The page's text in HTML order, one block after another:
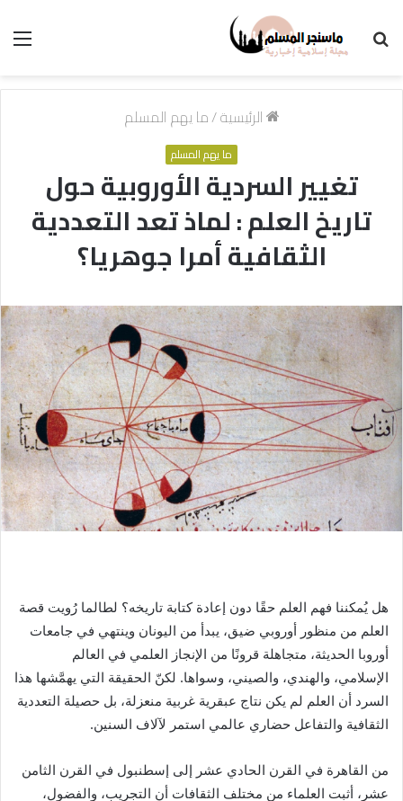
الرئيسية/ما يهم المسلم
ما يهم المسلم
تغيير السردية الأوروبية حول
تاريخ العلم : لماذ تعد التعددية
الثقافية أمرا جوهريا؟
هل يُمكننا فهم العلم حقًا دون إعادة كتابة تاريخه؟ لطالما رُويت قصة
العلم من منظور أوروبي ضيق، يبدأ من اليونان وينتهي في جامعات
أوروبا الحديثة، متجاهلة قرونًا من الإنجاز العلمي في العالم
الإسلامي، والهندي، والصيني، وسواها. لكنّ الحقيقة التي يهمَّشها هذا
السرد أن العلم لم يكن نتاج عبقرية غربية منعزلة، بل حصيلة التعددية
الثقافية والتفاعل حضاري عالمي استمر لآلاف السنين.
من القاهرة في القرن الحادي عشر إلى إسطنبول في القرن الثامن
عشر، أثبت العلماء من مختلف الثقافات أن التجريب، والفضول،